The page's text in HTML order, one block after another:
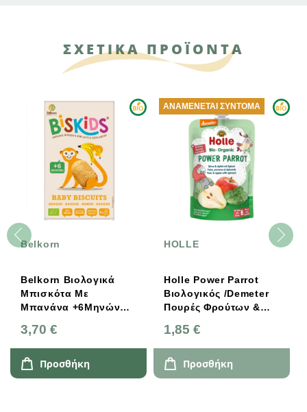
ΣΧΕΤΙΚΑ ΠΡΟΪΟΝΤΑ
Belkorn
Belkorn Βιολογικά
Μπισκότα Με
Μπανάνα +6Μηνών
3,70 €
Προσθήκη
HOLLE
Ηolle Power Parrot
Βιολογικός /Demeter
Πουρές Φρούτων &
1,85 €
ΑΝΑΜΈΝΕΤΑΙ ΣΎΝΤΟΜΑ
Προσθήκη